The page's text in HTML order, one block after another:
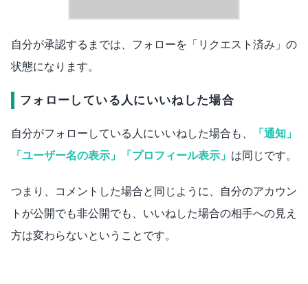
自分が承認するまでは、フォローを「リクエスト済み」の
状態になります。
フォローしている人にいいねした場合
自分がフォローしている人にいいねした場合も、
「通知」
「ユーザー名の表示」「プロフィール表示」 は同じです。
つまり、コメントした場合と同じように、自分のアカウン
トが公開でも非公開でも、いいねした場合の相手への見え
方は変わらないということです。